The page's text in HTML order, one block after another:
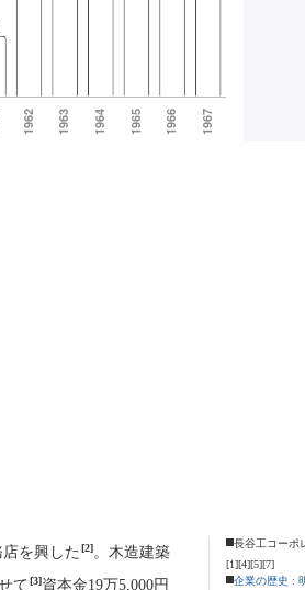
を興した [2]。木造建築
て [3]資本金19万5,000円
長谷工コーポ
[1][4][5][7]
企業の歴史 :